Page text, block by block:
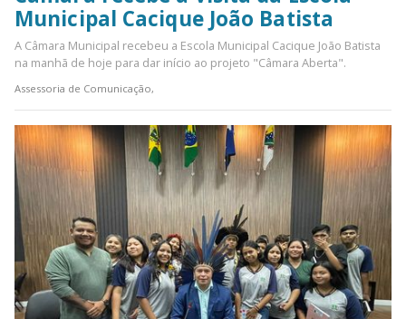
Municipal Cacique João Batista
A Câmara Municipal recebeu a Escola Municipal Cacique João Batista
na manhã de hoje para dar início ao projeto "Câmara Aberta".
Assessoria de Comunicação,